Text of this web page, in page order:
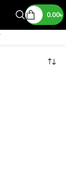
0.00৳